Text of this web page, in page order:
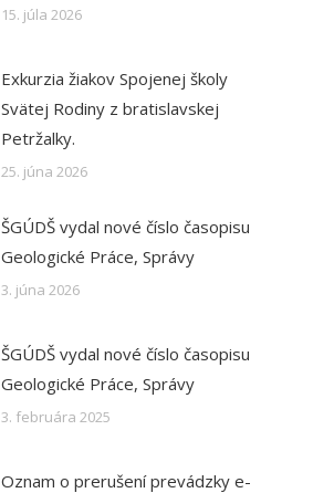
15. júla 2026
Exkurzia žiakov Spojenej školy
Svätej Rodiny z bratislavskej
Petržalky.
25. júna 2026
ŠGÚDŠ vydal nové číslo časopisu
Geologické Práce, Správy
3. júna 2026
ŠGÚDŠ vydal nové číslo časopisu
Geologické Práce, Správy
3. februára 2025
Oznam o prerušení prevádzky e-